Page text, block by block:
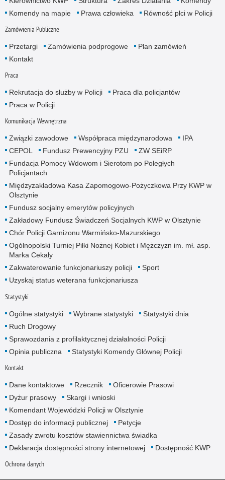
Komendy na mapie
Prawa człowieka Równość płci w Policji
Zamówienia Publiczne
Przetargi Zamówienia podprogowe
Plan zamówień
Kontakt
Praca
Rekrutacja do służby w Policji
Praca dla policjantów
Praca w Policji
Komunikacja Wewnętrzna
Związki zawodowe Współpraca międzynarodowa
IPA
CEPOL
Fundusz Prewencyjny PZU
ZW SEiRP
Fundacja Pomocy Wdowom i Sierotom po Poległych
Policjantach
Międzyzakładowa Kasa Zapomogowo-Pożyczkowa Przy KWP w
Olsztynie
Fundusz socjalny emerytów policyjnych
Zakładowy Fundusz Świadczeń Socjalnych KWP w Olsztynie
Chór Policji Garnizonu Warmińsko-Mazurskiego
Ogólnopolski Turniej Piłki Nożnej Kobiet i Mężczyzn im. mł. asp.
Marka Cekały
Zakwaterowanie funkcjonariuszy policji
Sport
Uzyskaj status weterana funkcjonariusza
Statystyki
Ogólne statystyki Wybrane statystyki
Statystyki dnia
Ruch Drogowy
Sprawozdania z profilaktycznej działalności Policji
Opinia publiczna
Statystyki Komendy Głównej Policji
Kontakt
Dane kontaktowe Rzecznik
Oficerowie Prasowi
Dyżur prasowy
Skargi i wnioski
Komendant Wojewódzki Policji w Olsztynie
Dostęp do informacji publicznej
Petycje
Zasady zwrotu kosztów stawiennictwa świadka
Deklaracja dostępności strony internetowej
Dostępność KWP
Ochrona danych